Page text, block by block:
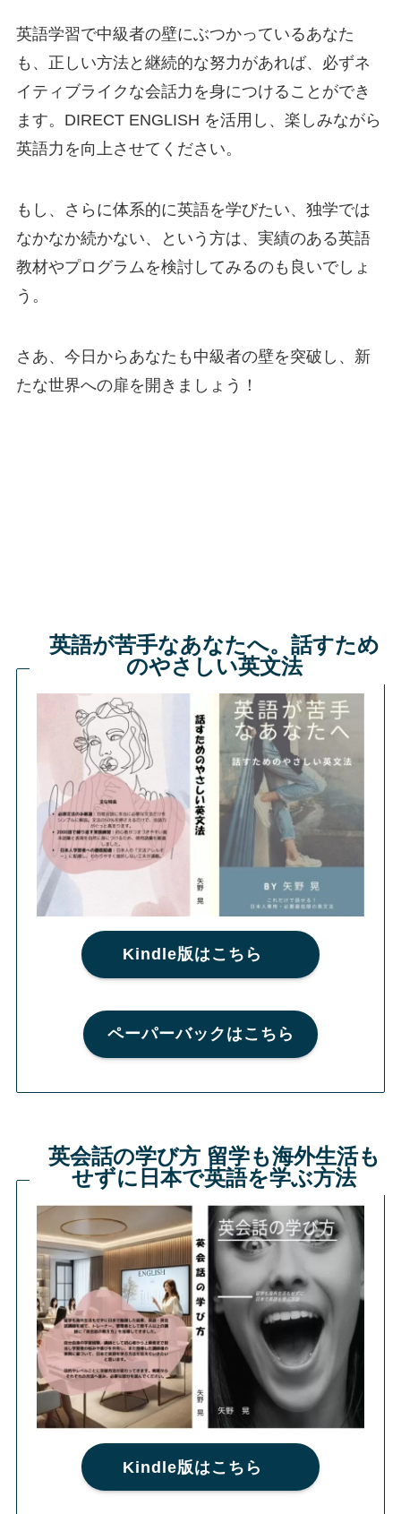
英語学習で中級者の壁にぶつかっているあなた
も、正しい方法と継続的な努力があれば、必ずネ
イティブライクな会話力を身につけることができ
ます。DIRECT ENGLISH を活用し、楽しみながら
英語力を向上させてください。
もし、さらに体系的に英語を学びたい、独学では
なかなか続かない、という方は、実績のある英語
教材やプログラムを検討してみるのも良いでしょ
う。
さあ、今日からあなたも中級者の壁を突破し、新
たな世界への扉を開きましょう！
英語が苦手なあなたへ。話すため
のやさしい英文法
Kindle版はこちら
ペーパーバックはこちら
英会話の学び方 留学も海外生活も
せずに日本で英語を学ぶ方法
Kindle版はこちら